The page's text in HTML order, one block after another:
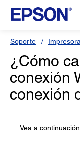
Soporte
¿Cómo
conexión
conexión
Vea a continuación.